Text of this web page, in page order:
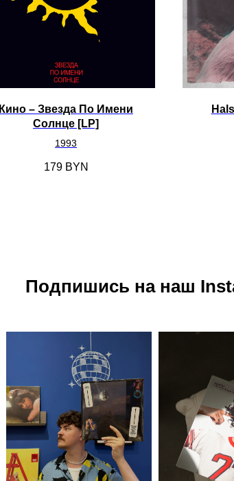
Кино ‎– Звезда По Имени
Солнце [LP]
1993
179 BYN
Подпишись на наш